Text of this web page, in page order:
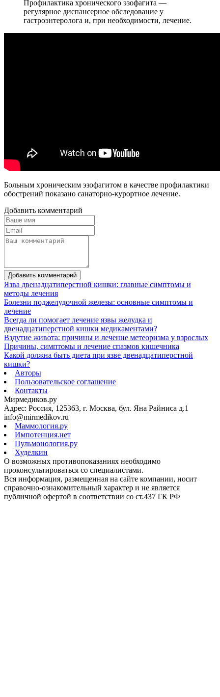
Профилактика хронического эзофагита —
регулярное диспансерное обследование у
гастроэнтеролога и, при необходимости, лечение.
Больным хроническим эзофагитом в качестве профилактики
обострений показано санаторно-курортное лечение.
Добавить комментарий
Добавить комментарий
Язва двенадцатиперстной кишки: главные симптомы и
методы лечения
Болезни поджелудочной железы: основные симптомы и
лечение
Всегда ли помогает лечение язвы желудка и
двенадцатиперстной кишки медикаментами?
Вздутие живота: причины и лечение метеоризма у взрослых
Причины, симптомы и лечение спазмов кишечника
Какой должна быть диета при язве двенадцатиперстной
кишки?
Авторы
Пользовательское соглашение
Контакты
Мирмедиков.ру
Адрес: Россия, 125363, г. Москва, бул. Яна Райниса д.1
info@mirmedikov.ru
Маммология.ру
Импотенция.нет
Пульмонология.ру
Худелкин
О возможных противопоказаниях необходимо
проконсультироваться со специалистами.
Вся информация, размещенная на сайте компании, носит
справочно-ознакомительный характер и не является
публичной офертой в соответствии со ст.437 ГК РФ